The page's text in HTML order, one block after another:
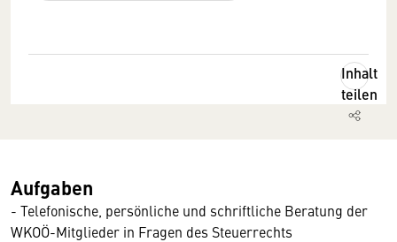
Inhalt
teilen
Aufgaben
- Telefonische, persönliche und schriftliche Beratung der
WKOÖ-Mitglieder in Fragen des Steuerrechts